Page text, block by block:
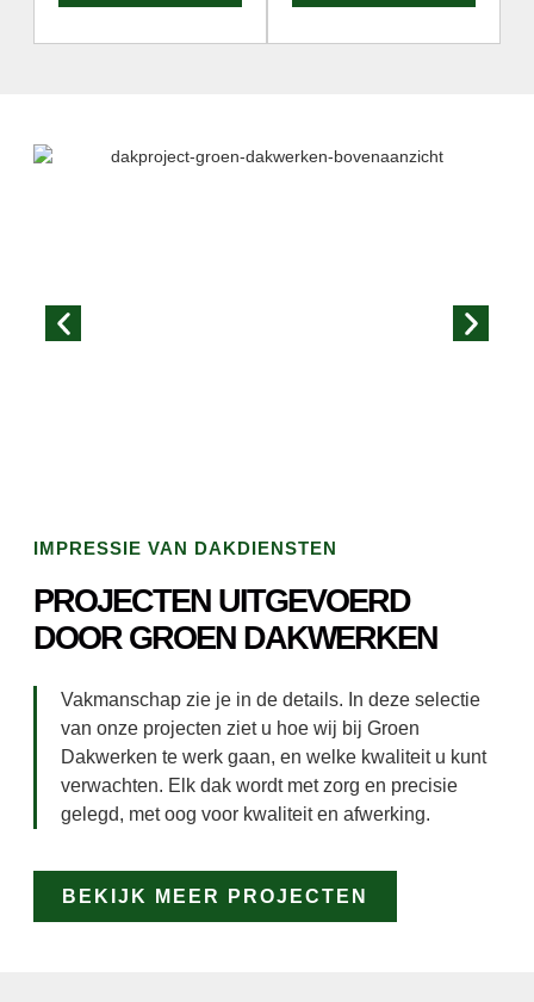
IMPRESSIE VAN DAKDIENSTEN
PROJECTEN UITGEVOERD
DOOR GROEN DAKWERKEN
Vakmanschap zie je in de details. In deze selectie
van onze projecten ziet u hoe wij bij Groen
Dakwerken te werk gaan, en welke kwaliteit u kunt
verwachten. Elk dak wordt met zorg en precisie
gelegd, met oog voor kwaliteit en afwerking.
BEKIJK MEER PROJECTEN